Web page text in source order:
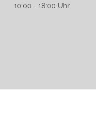
- 18:00 Uhr